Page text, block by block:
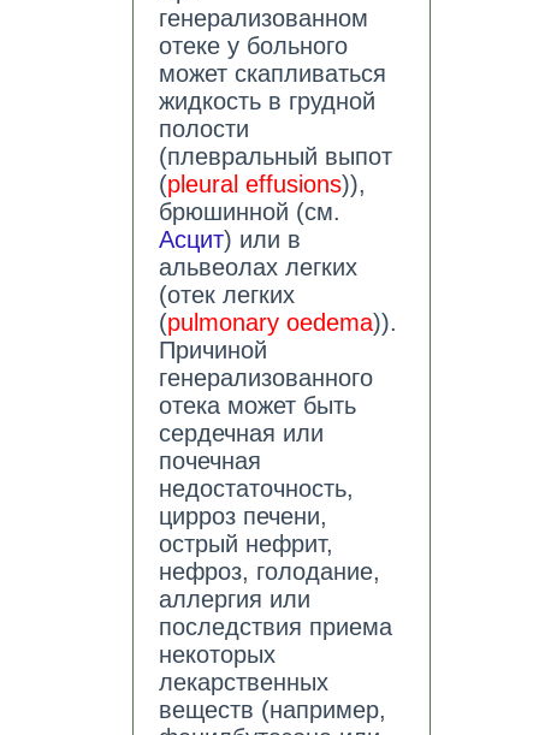
генерализованном
отеке у больного
может скапливаться
жидкость в грудной
полости
(плевральный выпот
(pleural effusions)),
брюшинной (см.
Асцит) или в
альвеолах легких
(отек легких
(pulmonary oedema)).
Причиной
генерализованного
отека может быть
сердечная или
почечная
недостаточность,
цирроз печени,
острый нефрит,
нефроз, голодание,
аллергия или
последствия приема
некоторых
лекарственных
веществ (например,